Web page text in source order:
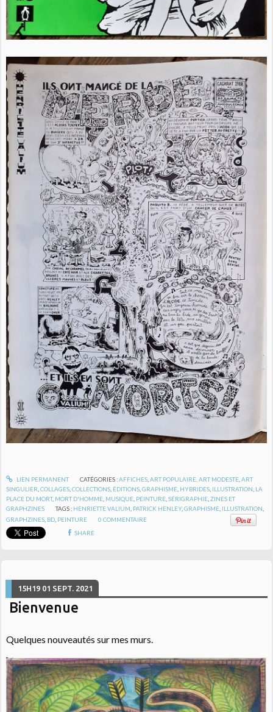
LIEN PERMANENT CATÉGORIES :AFFICHES, ART POPULAIRE, ART MODESTE, ART
SINGULIER ,COLLAGES ,COLLECTIONS ÉDITIONS ,GRAPHISME HYBRIDES ILLUSTRATION LA
PLACE DU MORT, MORT D'HOMME MUSIQUE PEINTURE ,SÉRIGRAPHIE ,ZINES ET
GRAPHZINES
TAGS : HENRIETTE VALIUM PATRICK HENLEY,GRAPHISME ILLUSTRATION
GRAPHZINES BD PEINTURE 0 COMMENTAIRE
SHARE
15H19 01 SEPT. 2021
Bienvenue
Quelques nouveautés sur mes murs.